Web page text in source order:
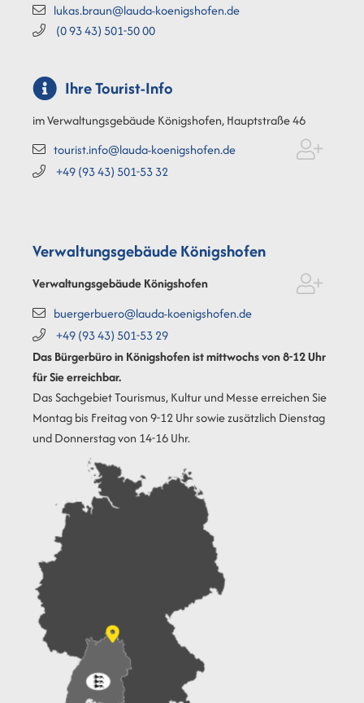
lukas.braun@lauda-koenigshofen.de
(09343) 501-5000
Ihre Tourist-Info
im Verwaltungsgebäude Königshofen, Hauptstraße 46
tourist.info@lauda-koenigshofen.de
+49 (9343) 501-5332
Verwaltungsgebäude Königshofen
Verwaltungsgebäude Königshofen
buergerbuero@lauda-koenigshofen.de
+49 (9343) 501-5329
Das Bürgerbüro in Königshofen ist mittwochs von 8-12 Uhr
für Sie erreichbar.
Das Sachgebiet Tourismus, Kultur und Messe erreichen Sie
Montag bis Freitag von 9-12 Uhr sowie zusätzlich Dienstag
und Donnerstag von 14-16 Uhr.